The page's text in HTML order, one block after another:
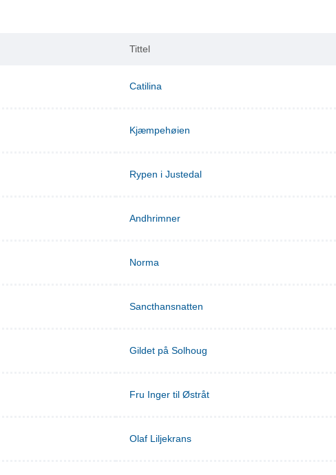
Tittel
Catilina
Kjæmpehøien
Rypen i Justedal
Andhrimner
Norma
Sancthansnatten
Gildet på Solhoug
Fru Inger til Østråt
Olaf Liljekrans